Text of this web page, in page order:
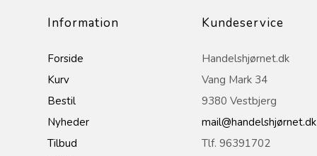
Information
Forside
Kurv
Bestil
Nyheder
Tilbud
Kundeservice
Handelshjørnet.dk
Vang Mark 34
9380 Vestbjerg
mail@handelshjørnet.dk
Tlf. 96391702